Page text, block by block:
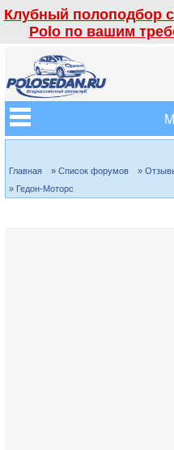
Клубный полоподбор
Polo по вашим
Главная » Список форумов »
» Гедон-Моторс